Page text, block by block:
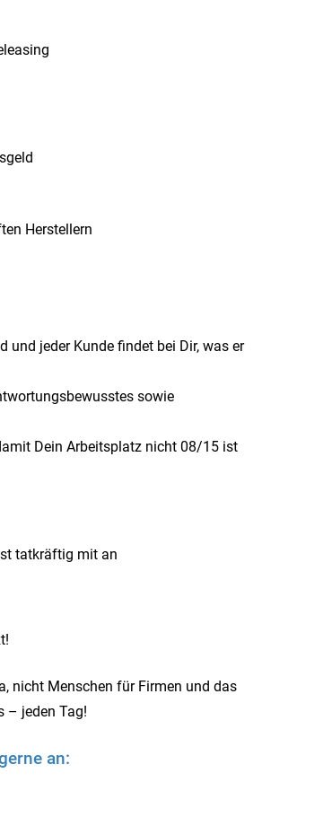
Herstellern
und jeder Kunde findet bei Dir, was er
sowie
Dein Arbeitsplatz nicht 08/15 ist
tatkräftig mit an
nicht Menschen für Firmen und das
– jeden Tag!
an: